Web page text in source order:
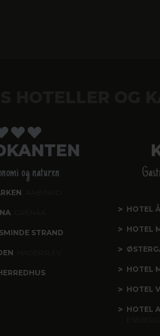
og naturen
, GRENAA
STRAND
,
HOTEL
HOTEL
HOTEL
HOTEL
HOTEL